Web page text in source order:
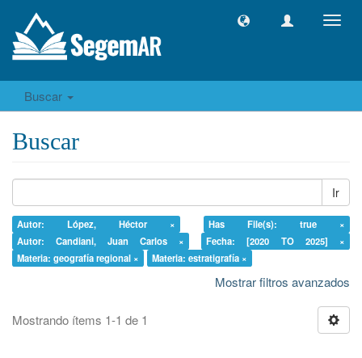
Buscar
Buscar
Ir
Autor: López, Héctor ×
Has File(s): true ×
Autor: Candiani, Juan Carlos ×
Fecha: [2020 TO 2025] ×
Materia: geografía regional ×
Materia: estratigrafía ×
Mostrar filtros avanzados
Mostrando ítems 1-1 de 1